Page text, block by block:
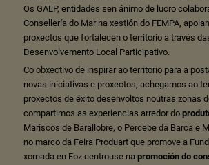
Os GALP, entidades sen ánimo de lucro
Consellería do Mar na xestión do FEMPA,
proxectos que fortalecen o territorio a través
Desenvolvemento Local Participativo.
Co obxectivo de inspirar ao territorio para a
novas iniciativas e proxectos, achegamos ao
proxectos de éxito desenvoltos noutras zonas
compartimos as experiencias arredor do
Mariscos de Barallobre, o Percebe da Barca e
no marco da Feira Produart que promove a
xornada en Foz centrouse na promoción do